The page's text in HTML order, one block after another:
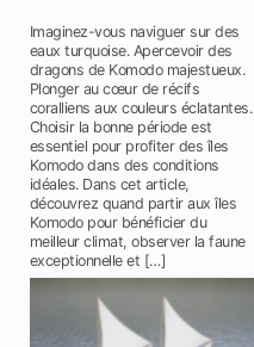
Imaginez-vous naviguer sur des
eaux turquoise. Apercevoir des
dragons de Komodo majestueux.
Plonger au cœur de récifs
coralliens aux couleurs éclatantes.
Choisir la bonne période est
essentiel pour profiter des îles
Komodo dans des conditions
idéales. Dans cet article,
découvrez quand partir aux îles
Komodo pour bénéficier du
meilleur climat, observer la faune
exceptionnelle et […]